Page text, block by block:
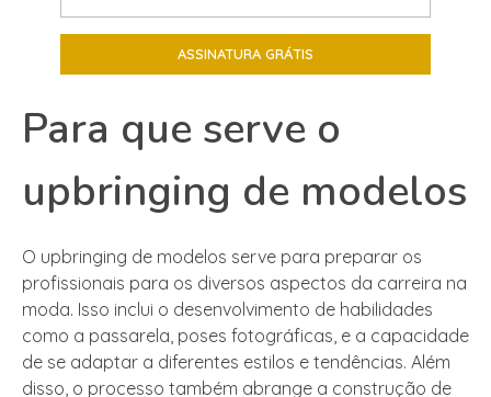
Para que serve o
upbringing de modelos
O upbringing de modelos serve para preparar os
profissionais para os diversos aspectos da carreira na
moda. Isso inclui o desenvolvimento de habilidades
como a passarela, poses fotográficas, e a capacidade
de se adaptar a diferentes estilos e tendências. Além
disso, o processo também abrange a construção de